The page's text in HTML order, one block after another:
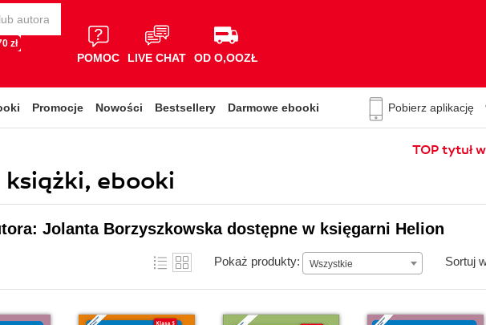
zł
POMOC LIVE CHAT OD O,OOZŁ
Promocje Nowości Bestsellery Darmowe ebooki Pobierz aplikację
TOP tytuł
ebooki
Jolanta Borzyszkowska dostępne w księgarni Helion
Pokaż produkty: Wszystkie Sortuj